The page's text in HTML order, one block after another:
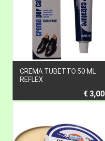
CREMA TUBETTO 50 ML
REFLEX
€ 3,00